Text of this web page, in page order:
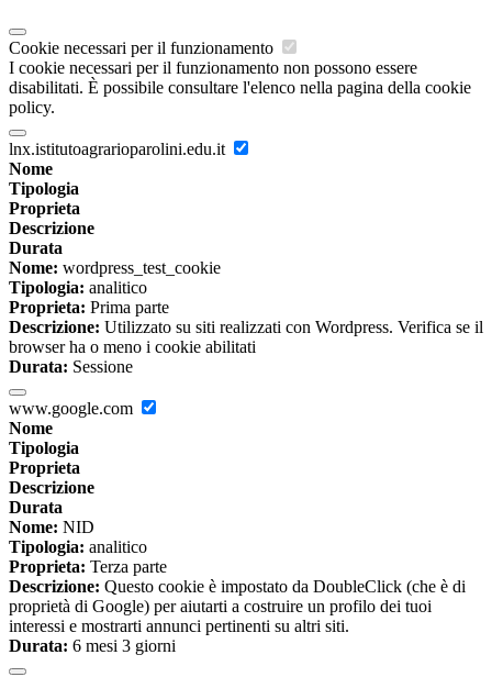
Cookie necessari per il funzionamento
I cookie necessari per il funzionamento non possono essere
disabilitati. È possibile consultare l'elenco nella pagina della cookie
policy.
lnx.istitutoagrarioparolini.edu.it
Nome
Tipologia
Proprieta
Descrizione
Durata
Nome: wordpress_test_cookie
Tipologia: analitico
Proprieta: Prima parte
Descrizione: Utilizzato su siti realizzati con Wordpress. Verifica se il
browser ha o meno i cookie abilitati
Durata: Sessione
www.google.com
Nome
Tipologia
Proprieta
Descrizione
Durata
Nome: NID
Tipologia: analitico
Proprieta: Terza parte
Descrizione: Questo cookie è impostato da DoubleClick (che è di
proprietà di Google) per aiutarti a costruire un profilo dei tuoi
interessi e mostrarti annunci pertinenti su altri siti.
Durata: 6 mesi 3 giorni